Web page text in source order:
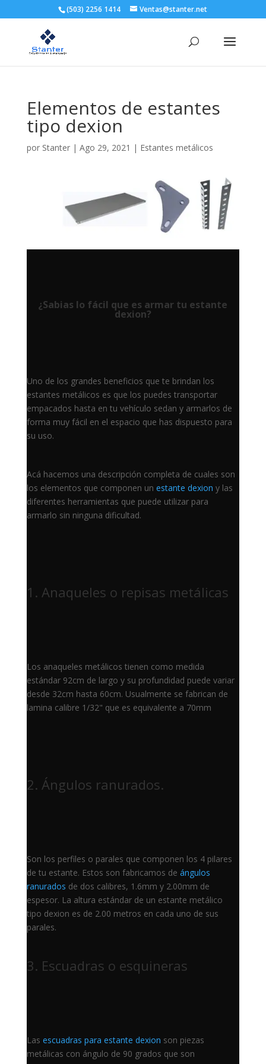
(503) 2256 1414 Ventas@stanter.net
Elementos de estantes
tipo dexion
por Stanter| Ago 29, 2021 | Estantes metálicos
¿Sabias lo fácil que es armar tu estante
dexion?
Uno de los grandes beneficios que te brindan los
estantes metálicos es que los puedes transportar
empacados hasta en tu vehículo sedan y armarlos de
forma muy fácil en el espacio que has dispuesto para
su uso.
Acá hacemos una descripción completa de cuales son
los elementos que componen un estante dexion y las
diferentes herramientas que puede utilizar para
armarlo sin ninguna dificultad.
1. Anaqueles o repisas metálicas
Los anaqueles metálicos tienen como medida
estándar 92cm de largo y su profundidad puede variar
desde 32cm hasta 60cm. Usualmente se fabrican de
lamina calibre 1/32" que es equivalente a 70mm
2. Ángulos ranurados.
Son los perfiles o parales que componen los 4 pilares
de tu estante. Estos son fabricamos de ángulos
ranurados de dos calibres, 1.6mm y 2.00mm de
espesor. La altura estándar de un estante metálico
tipo dexion es de 2.00 metros en cada uno de sus
parales.
3. Escuadras o esquineras
Las escuadras para estante dexion son piezas
metálicas con ángulo de 90 grados que son